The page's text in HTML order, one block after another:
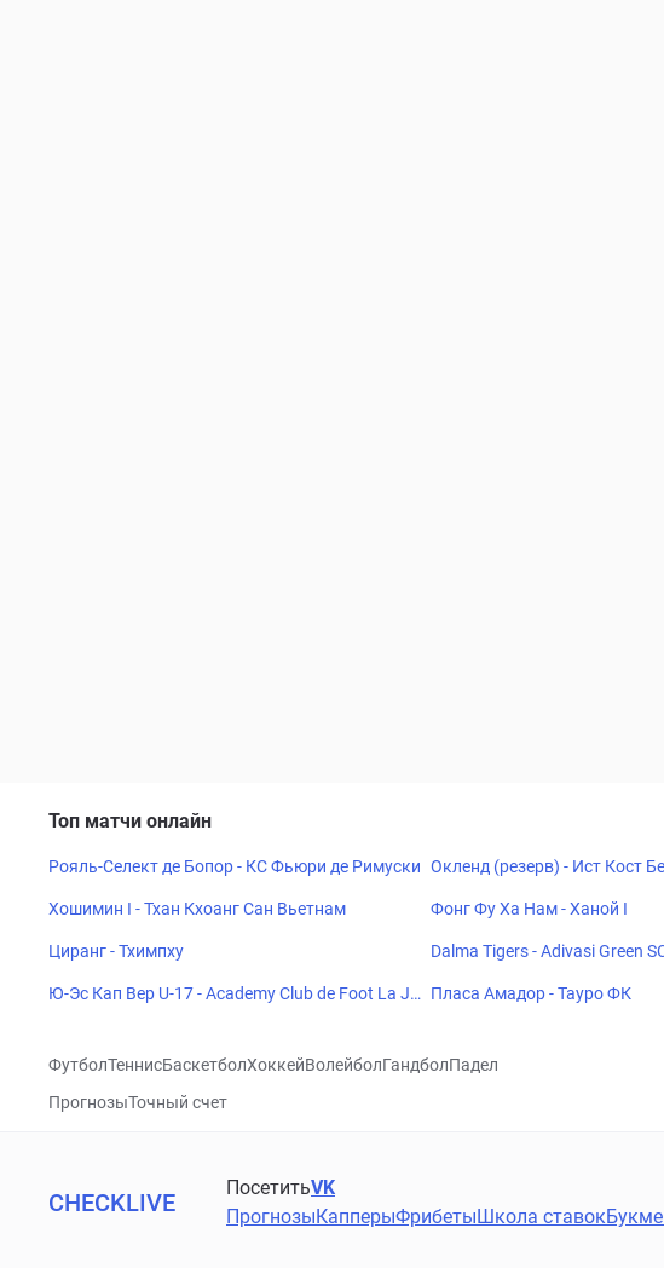
Топ матчи онлайн
Рояль-Селект де Бопор - КС Фьюри де Римуски Окленд (резерв) - Ист Кост
Хошимин I - Тхан Кхоанг Сан Вьетнам Фонг Фу Ха Нам - Ханой I
Циранг - Тхимпху Dalma Tigers - Adivasi Green
Ю-Эс Кап Вер U-17 - Academy Club de Foot La Jo
Пласа Амадор - Тауро ФК
ФутболТеннисБаскетболХоккейВолейболГандболПадел
ПрогнозыТочный счет
CHECKLIVE
ПосетитьVK
ПрогнозыКапперыФрибетыШкола ставок